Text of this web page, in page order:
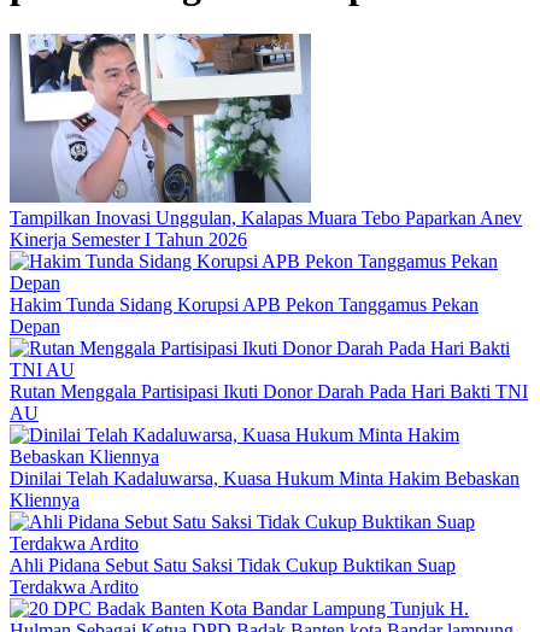
Tampilkan Inovasi Unggulan, Kalapas Muara Tebo Paparkan Anev
Kinerja Semester I Tahun 2026
Hakim Tunda Sidang Korupsi APB Pekon Tanggamus Pekan
Depan
Rutan Menggala Partisipasi Ikuti Donor Darah Pada Hari Bakti TNI
AU
Dinilai Telah Kadaluwarsa, Kuasa Hukum Minta Hakim Bebaskan
Kliennya
Ahli Pidana Sebut Satu Saksi Tidak Cukup Buktikan Suap
Terdakwa Ardito